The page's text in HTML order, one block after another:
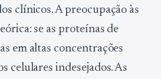
clínicos. A preocupação às
se as proteínas de
em altas concentrações
celulares indesejados. As